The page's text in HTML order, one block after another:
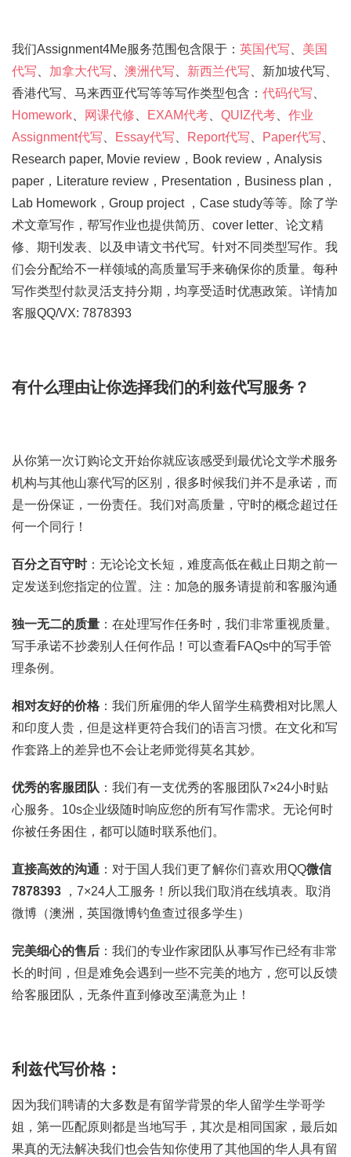
我们Assignment4Me服务范围包含限于： 英国代写
美国
代写
加拿大代写 澳洲代写 新西兰代写 、新加坡代写、
香港代写、马来西亚代写等等写作类型包含： 代码代写
Homework
网课代修 EXAM代考 QUIZ代考
作业
Assignment代写
Essay代写 Report代写 Paper代写
Research paper, Movie review，Book review，Analysis
paper，Literature review，Presentation，Business plan，
Lab Homework，Group project ，Case study等等。除了学
术文章写作，帮写作业也提供简历、cover letter、论文精
修、期刊发表、以及申请文书代写。针对不同类型写作。我
们会分配给不一样领域的高质量写手来确保你的质量。每种
写作类型付款灵活支持分期，均享受适时优惠政策。详情加
客服QQ/VX: 7878393
有什么理由让你选择我们的利兹代写服务？
从你第一次订购论文开始你就应该感受到最优论文学术服务
机构与其他山寨代写的区别，很多时候我们并不是承诺，而
是一份保证，一份责任。我们对高质量，守时的概念超过任
何一个同行！
百分之百守时：无论论文长短，难度高低在截止日期之前一
定发送到您指定的位置。注：加急的服务请提前和客服沟通
独一无二的质量 ：在处理写作任务时，我们非常重视质量。
写手承诺不抄袭别人任何作品！可以查看FAQs中的写手管
理条例。
相对友好的价格 ：我们所雇佣的华人留学生稿费相对比黑人
和印度人贵，但是这样更符合我们的语言习惯。在文化和写
作套路上的差异也不会让老师觉得莫名其妙。
优秀的客服团队 ：我们有一支优秀的客服团队7×24小时贴
心服务。10s企业级随时响应您的所有写作需求。无论何时
你被任务困住，都可以随时联系他们。
直接高效的沟通 ：对于国人我们更了解你们喜欢用QQ微信
7878393
，7×24人工服务！所以我们取消在线填表。取消
微博（澳洲，英国微博钓鱼查过很多学生）
完美细心的售后 ：我们的专业作家团队从事写作已经有非常
长的时间，但是难免会遇到一些不完美的地方，您可以反馈
给客服团队，无条件直到修改至满意为止！
利兹代写价格：
因为我们聘请的大多数是有留学背景的华人留学生学哥学
姐，第一匹配原则都是当地写手，其次是相同国家，最后如
果真的无法解决我们也会告知你使用了其他国的华人具有留